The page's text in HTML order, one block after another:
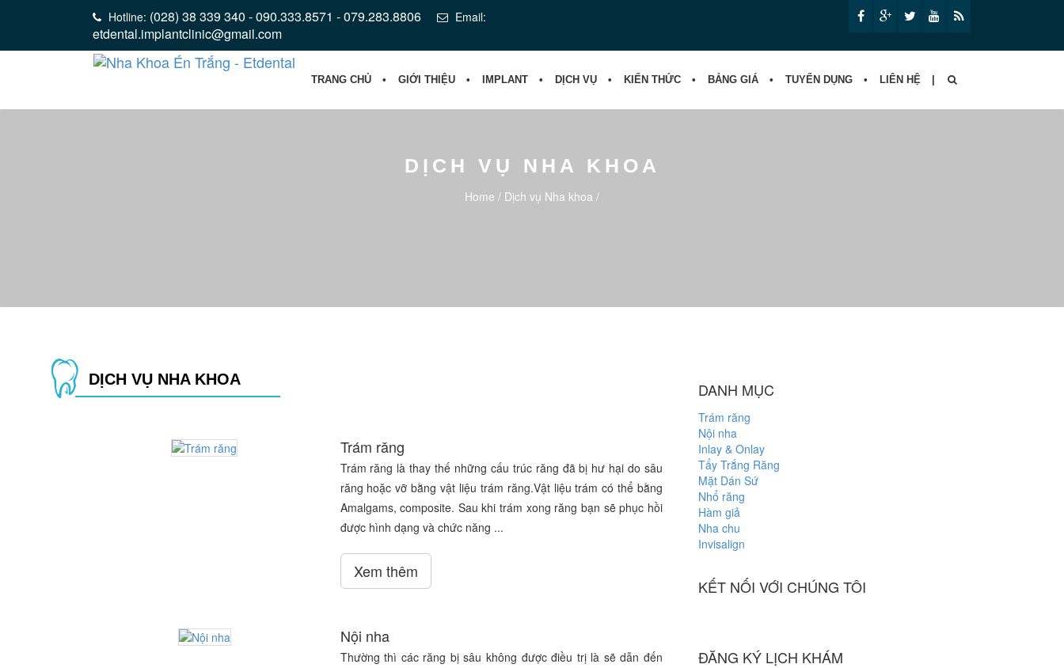
Hotline: (028) 38 339 340 - 090.333.8571 - 079.283.8806 Email:
etdental.implantclinic@gmail.com
TRANG CHỦ GIỚI THIỆU IMPLANT DỊCH VỤ KIẾN THỨC BẢNG GIÁ TUYỂN DỤNG LIÊN HỆ
DỊCH VỤ NHA KHOA
Home / Dịch vụ Nha khoa /
DỊCH VỤ NHA KHOA
Trám răng
Trám răng là thay thế những cấu trúc răng đã bị hư hại do sâu
răng hoặc vỡ bằng vật liệu trám răng.Vật liệu trám có thể bằng
Amalgams, composite. Sau khi trám xong răng bạn sẽ phục hồi
được hình dạng và chức năng ...
Xem thêm
Nội nha
Thường thì các răng bị sâu không được điều trị là sẽ dẫn đến
DANH MỤC
Trám răng
Nội nha
Inlay & Onlay
Tẩy Trắng Răng
Mặt Dán Sứ
Nhổ răng
Hàm giả
Nha chu
Invisalign
KẾT NỐI VỚI CHÚNG TÔI
ĐĂNG KÝ LỊCH KHÁM